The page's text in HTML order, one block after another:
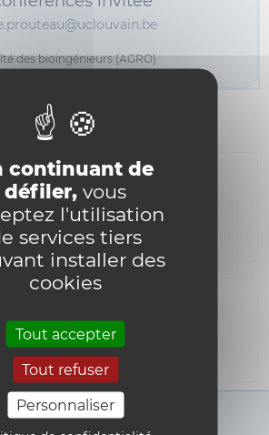
continuant de
défiler, vous
l'utilisation
services tiers
installer des
cookies
Tout accepter
Tout refuser
Personnaliser
des bioingénieurs (AGRO)
Informations
de Serres/Mendel/Kellner
i18n_0
de Louvain